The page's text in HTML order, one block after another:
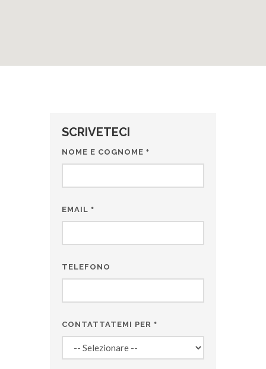
SCRIVETECI
NOME E COGNOME *
EMAIL *
TELEFONO
CONTATTATEMI PER *